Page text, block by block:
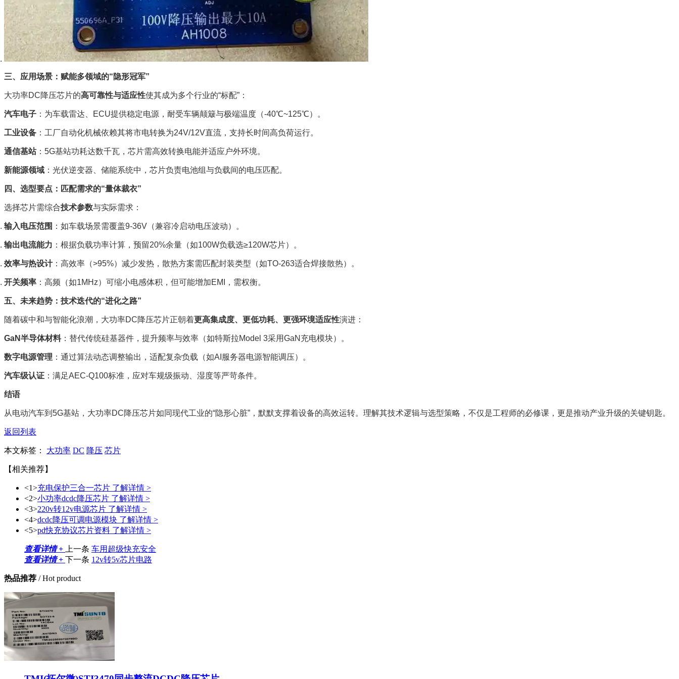
三、应用场景：赋能多领域的“隐形冠军”
大功率DC降压芯片的高可靠性与适应性使其成为多个行业的“标配”：
汽车电子 ：为车载雷达、ECU提供稳定电源，耐受车辆颠簸与极端温度（-40℃~125℃）。
工业设备 ：工厂自动化机械依赖其将市电转换为24V/12V直流，支持长时间高负荷运行。
通信基站：5G基站功耗达数千瓦，芯片需高效转换电能并适应户外环境。
新能源领域 ：光伏逆变器、储能系统中，芯片负责电池组与负载间的电压匹配。
四、选型要点：匹配需求的“量体裁衣”
选择芯片需综合技术参数与实际需求：
输入电压范围 ：如车载场景需覆盖9-36V（兼容冷启动电压波动）。
输出电流能力 ：根据负载功率计算，预留20%余量（如100W负载选≥120W芯片）。
效率与热设计：高效率（>95%）减少发热，散热方案需匹配封装类型（如TO-263适合焊接散热）。
开关频率 ：高频（如1MHz）可缩小电感体积，但可能增加EMI，需权衡。
五、未来趋势：技术迭代的“进化之路”
随着碳中和与智能化浪潮，大功率DC降压芯片正朝着更高集成度、更低功耗、更强环境适应性演进：
GaN半导体材料：替代传统硅基器件，提升频率与效率（如特斯拉Model 3采用GaN充电模块）。
数字电源管理 ：通过算法动态调整输出，适配复杂负载（如AI服务器电源智能调压）。
汽车级认证 ：满足AEC-Q100标准，应对车规级振动、湿度等严苛条件。
结语
从电动汽车到5G基站，大功率DC降压芯片如同现代工业的“隐形心脏”，默默支撑着设备的高效运转。理解其技术逻辑与选型策略，不仅是工程师的必修课，更是推动产业升级的关键钥匙。
返回列表
本文标签： 大功率 DC 降压 芯片
【相关推荐】
<1>充电保护三合一芯片 了解详情 >
<2>小功率dcdc降压芯片 了解详情 >
<3>220v转12v电源芯片 了解详情 >
<4>dcdc降压可调电源模块 了解详情 >
<5>pd快充协议芯片资料 了解详情 >
查看详情 + 上一条 车用超级快充安全
查看详情 + 下一条 12v转5v芯片电路
热品推荐 / Hot product